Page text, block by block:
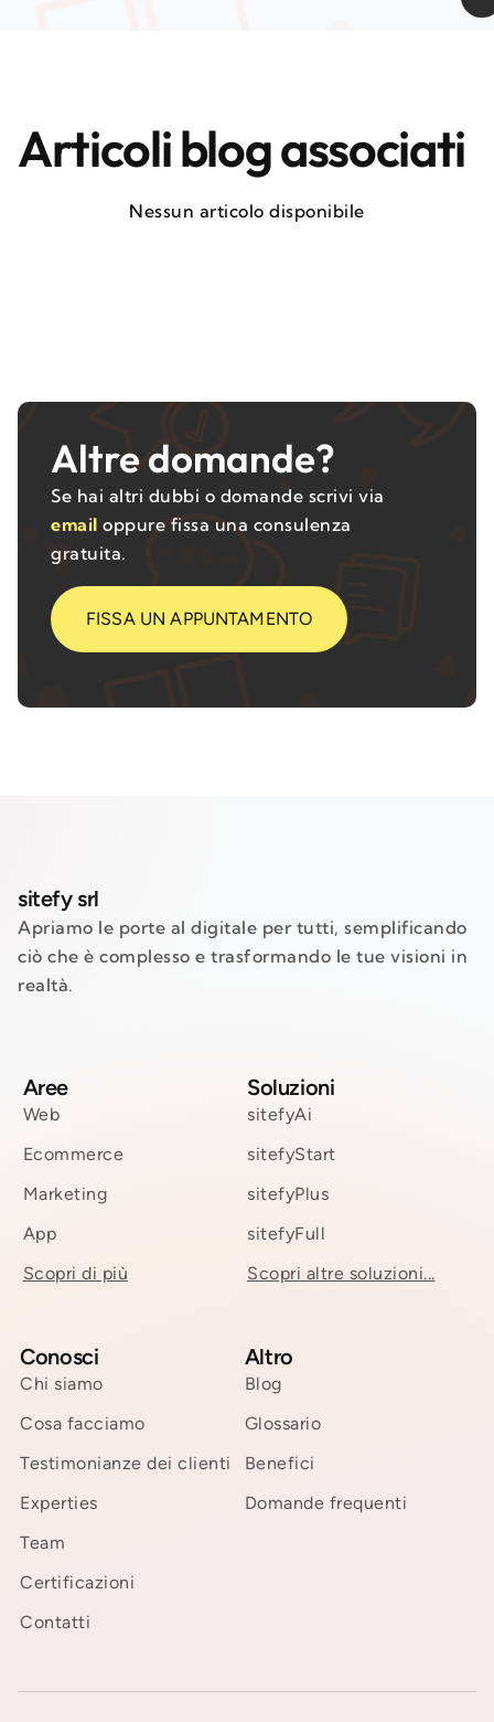
Articoli blog associati
Nessun articolo disponibile
Altre domande?
Se hai altri dubbi o domande scrivi via
email oppure fissa una consulenza
gratuita.
FISSA UN APPUNTAMENTO
sitefy srl
Apriamo le porte al digitale per tutti, semplificando
ciò che è complesso e trasformando le tue visioni in
realtà.
Aree
Web
Ecommerce
Marketing
App
Scopri di più
Soluzioni
sitefyAi
sitefyStart
sitefyPlus
sitefyFull
Scopri altre soluzioni...
Conosci
Chi siamo
Cosa facciamo
Testimonianze dei clienti
Experties
Team
Certificazioni
Contatti
Altro
Blog
Glossario
Benefici
Domande frequenti